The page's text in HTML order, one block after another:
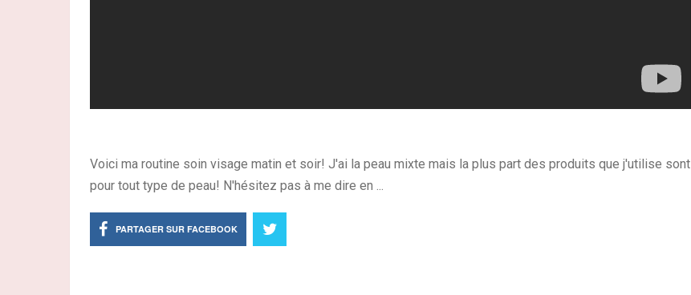
Voici ma routine soin visage matin et soir! J'ai la peau mixte mais la plus part des produits que j'utilise sont
pour tout type de peau! N'hésitez pas à me dire en ...
PARTAGER SUR FACEBOOK